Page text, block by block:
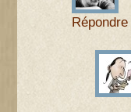
Répondre